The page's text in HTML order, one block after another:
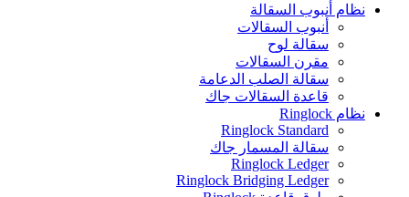
نظام أنبوب السقالة
أنبوب السقالات
سقالة لوح
مقرن السقالات
سقالة الصلب الدعامة
قاعدة السقالات جاك
نظام Ringlock
Ringlock Standard
سقالة المسمار جاك
Ringlock Ledger
Ringlock Bridging Ledger